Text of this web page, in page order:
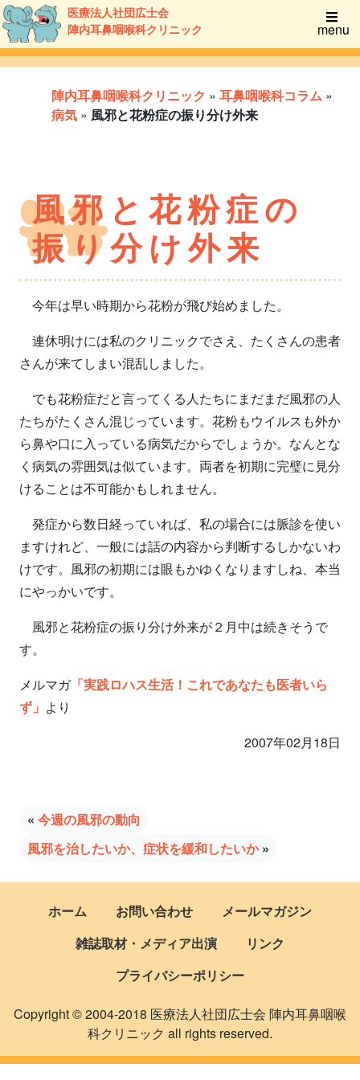
医療法人社団広士会
陣内耳鼻咽喉科クリニック
menu
陣内耳鼻咽喉科クリニック » 耳鼻咽喉科コラム »
病気 » 風邪と花粉症の振り分け外来
風邪と花粉症の
振り分け外来
今年は早い時期から花粉が飛び始めました。
連休明けには私のクリニックでさえ、たくさんの患者
さんが来てしまい混乱しました。
でも花粉症だと言ってくる人たちにまだまだ風邪の人
たちがたくさん混じっています。花粉もウイルスも外か
ら鼻や口に入っている病気だからでしょうか。なんとな
く病気の雰囲気は似ています。両者を初期に完璧に見分
けることは不可能かもしれません。
発症から数日経っていれば、私の場合には脈診を使い
ますけれど、一般には話の内容から判断するしかないわ
けです。風邪の初期には眼もかゆくなりますしね、本当
にやっかいです。
風邪と花粉症の振り分け外来が２月中は続きそうで
す。
メルマガ「実践ロハス生活！これであなたも医者いら
ず」 より
2007年02月18日
« 今週の風邪の動向
風邪を治したいか、症状を緩和したいか»
ホーム お問い合わせ
メールマガジン
雑誌取材・メディア出演
リンク
プライバシーポリシー
Copyright © 2004-2018 医療法人社団広士会 陣内耳鼻咽喉
科クリニック all rights reserved.